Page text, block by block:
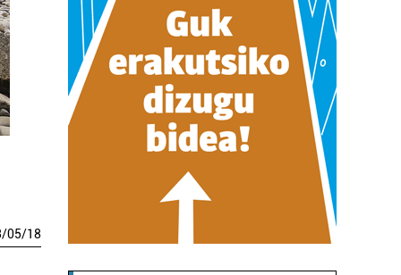
/05/18